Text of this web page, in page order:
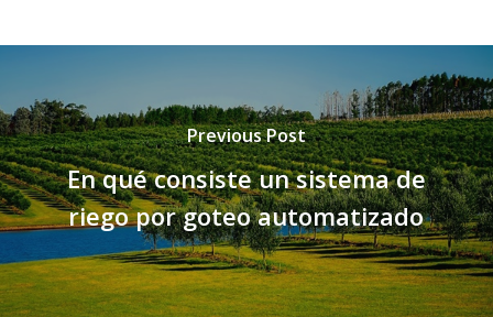
Previous Post
En qué consiste un sistema de
riego por goteo automatizado